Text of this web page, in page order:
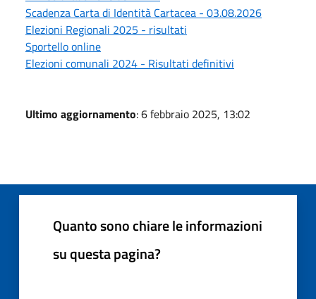
Scadenza Carta di Identità Cartacea - 03.08.2026
Elezioni Regionali 2025 - risultati
Sportello online
Elezioni comunali 2024 - Risultati definitivi
Ultimo aggiornamento: 6 febbraio 2025, 13:02
Quanto sono chiare le informazioni
su questa pagina?